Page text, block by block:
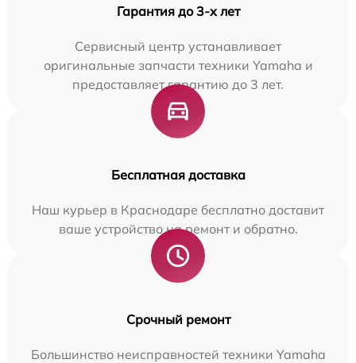
Гарантия до 3-х лет
Сервисный центр устанавливает
оригинальные запчасти техники Yamaha и
предоставляет гарантию до 3 лет.
Бесплатная доставка
Наш курьер в Краснодаре бесплатно доставит
ваше устройство на ремонт и обратно.
Срочный ремонт
Большинство неисправностей техники Yamaha